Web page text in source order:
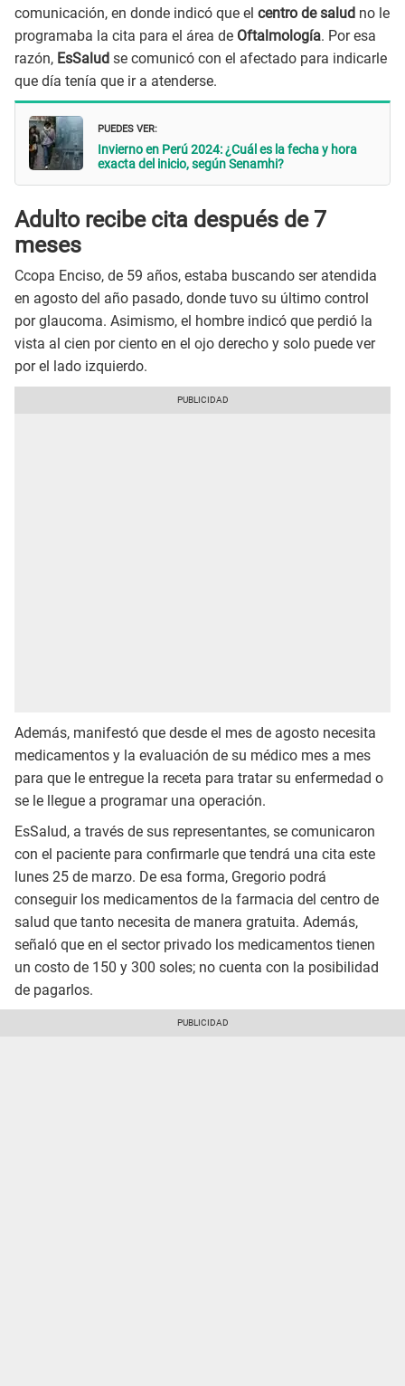
comunicación, en donde indicó que el centro de salud no le
programaba la cita para el área de Oftalmología. Por esa
razón, EsSalud se comunicó con el afectado para indicarle
que día tenía que ir a atenderse.
PUEDES VER:
Invierno en Perú 2024: ¿Cuál es la fecha y hora
exacta del inicio, según Senamhi?
Adulto recibe cita después de 7
meses
Ccopa Enciso, de 59 años, estaba buscando ser atendida
en agosto del año pasado, donde tuvo su último control
por glaucoma. Asimismo, el hombre indicó que perdió la
vista al cien por ciento en el ojo derecho y solo puede ver
por el lado izquierdo.
Además, manifestó que desde el mes de agosto necesita
medicamentos y la evaluación de su médico mes a mes
para que le entregue la receta para tratar su enfermedad o
se le llegue a programar una operación.
EsSalud, a través de sus representantes, se comunicaron
con el paciente para confirmarle que tendrá una cita este
lunes 25 de marzo. De esa forma, Gregorio podrá
conseguir los medicamentos de la farmacia del centro de
salud que tanto necesita de manera gratuita. Además,
señaló que en el sector privado los medicamentos tienen
un costo de 150 y 300 soles; no cuenta con la posibilidad
de pagarlos.